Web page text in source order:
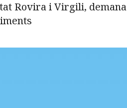
Rovira i Virgili, demana